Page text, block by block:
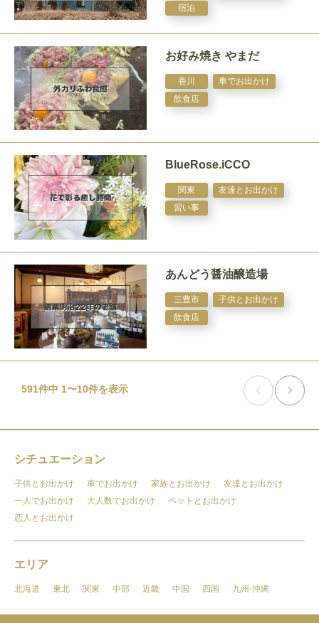
宿泊
お好み焼き やまだ
香川
車でお出かけ
飲食店
BlueRose.iCCO
関東
友達とお出かけ
習い事
あんどう醤油醸造場
三豊市
子供とお出かけ
飲食店
591件中 1〜10件を表示  
シチュエーション
子供とお出かけ 車でお出かけ 家族とお出かけ
友達とお出かけ
一人でお出かけ
大人数でお出かけ
ペットとお出かけ
恋人とお出かけ
エリア
北海道 東北 関東 中部 近畿 中国 四国 九州-沖縄